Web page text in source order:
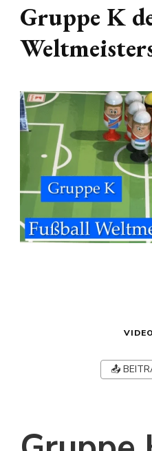
Gruppe K
📤